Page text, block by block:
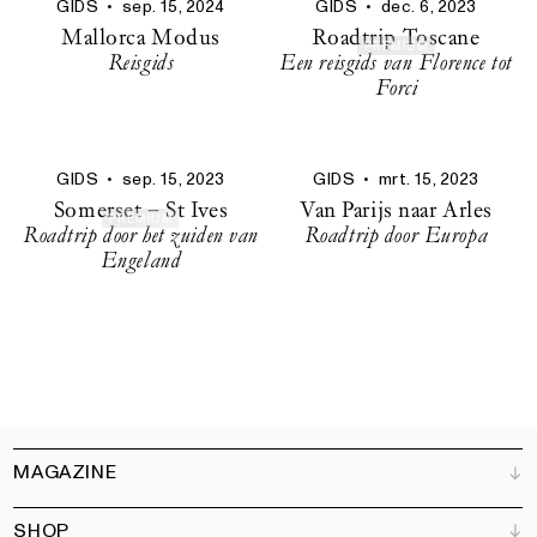
GIDS • sep. 15, 2024
Mallorca Modus
Reisgids
GIDS • dec. 6, 2023
PREMIUM
Roadtrip Toscane
Een reisgids van Florence tot
Forci
GIDS • sep. 15, 2023
PREMIUM
Somerset – St Ives
Roadtrip door het zuiden van
Engeland
GIDS • mrt. 15, 2023
Van Parijs naar Arles
Roadtrip door Europa
MAGAZINE
SHOP